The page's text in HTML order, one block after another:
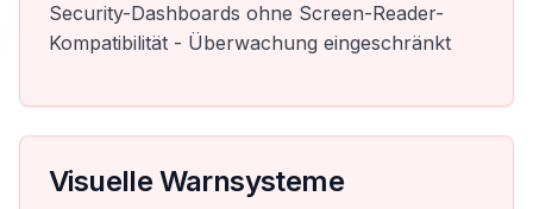
Security-Dashboards ohne Screen-Reader-
Kompatibilität - Überwachung eingeschränkt
Visuelle Warnsysteme